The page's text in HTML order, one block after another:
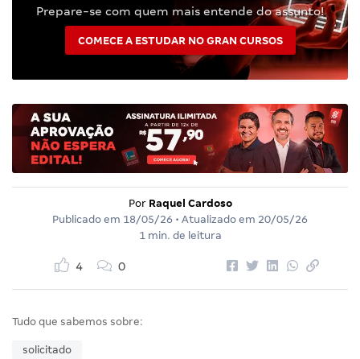
Prepare-se com quem mais entende do assunto!
COMECE A ESTUDAR NO GRAN CURSOS
Por Raquel Cardoso
Publicado em 18/05/26 • Atualizado em 20/05/26
1 min. de leitura
4 0
Tudo que sabemos sobre:
solicitado